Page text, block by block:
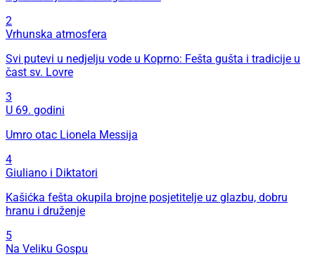
2
Vrhunska atmosfera
Svi putevi u nedjelju vode u Koprno: Fešta gušta i tradicije u
čast sv. Lovre
3
U 69. godini
Umro otac Lionela Messija
4
Giuliano i Diktatori
Kašićka fešta okupila brojne posjetitelje uz glazbu, dobru
hranu i druženje
5
Na Veliku Gospu